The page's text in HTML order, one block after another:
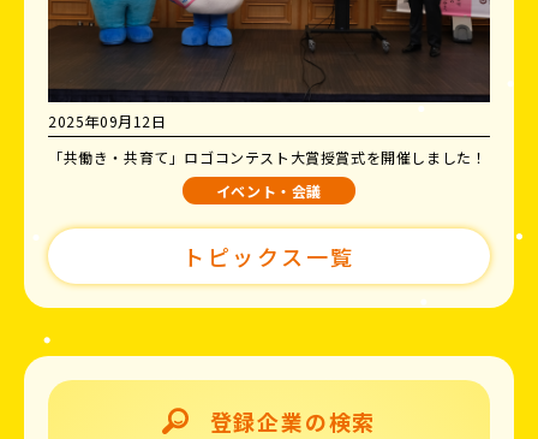
2025年09月12日
「共働き・共育て」ロゴコンテスト大賞授賞式を開催しました！
イベント・会議
トピックス一覧
登録企業の検索